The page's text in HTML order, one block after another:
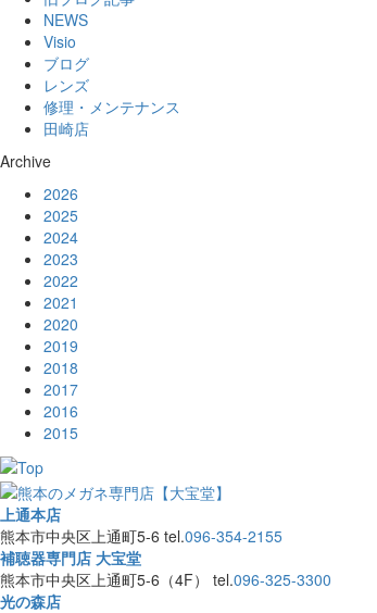
NEWS
Visio
ブログ
レンズ
修理・メンテナンス
田崎店
Archive
2026
2025
2024
2023
2022
2021
2020
2019
2018
2017
2016
2015
上通本店
熊本市中央区上通町5-6 tel.096-354-2155
補聴器専門店 大宝堂
熊本市中央区上通町5-6（4F） tel.096-325-3300
光の森店